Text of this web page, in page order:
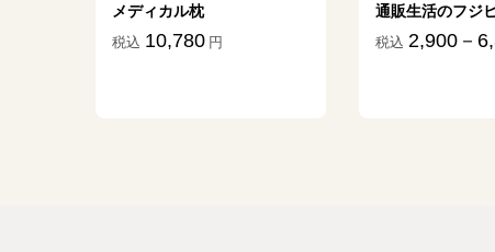
メディカル枕
税込 10,780 円
通販生活のフジ
税込 2,900－